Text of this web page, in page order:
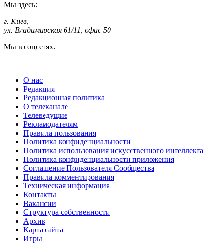
Мы здесь:
г. Киев
ул. Владимирская 61/11, офис 50
Мы в соцсетях:
О нас
Редакция
Редакционная политика
О телеканале
Телеведущие
Рекламодателям
Правила пользования
Политика конфиденциальности
Политика использования искусственного интеллекта
Политика конфиденциальности приложения
Соглашение Пользователя Сообщества
Правила комментирования
Техническая информация
Контакты
Вакансии
Структура собственности
Архив
Карта сайта
Игры